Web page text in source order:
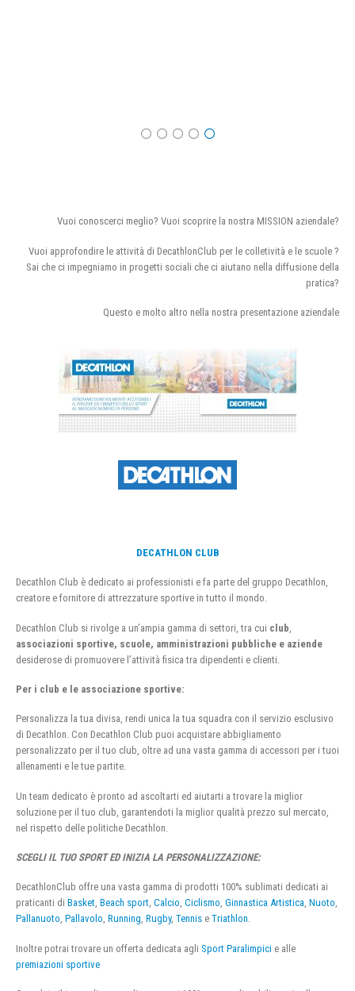
Vuoi conoscerci meglio? Vuoi scoprire la nostra MISSION aziendale?
Vuoi approfondire le attività di DecathlonClub per le colletività e le scuole ?
Sai che ci impegniamo in progetti sociali che ci aiutano nella diffusione della
pratica?
Questo e molto altro nella nostra presentazione aziendale
DECATHLON CLUB
Decathlon Club è dedicato ai professionisti e fa parte del gruppo Decathlon,
creatore e fornitore di attrezzature sportive in tutto il mondo.
Decathlon Club si rivolge a un’ampia gamma di settori, tra cui club
associazioni sportive, scuole, amministrazioni pubbliche e aziende
desiderose di promuovere l’attività fisica tra dipendenti e clienti.
Per i club e le associazione sportive:
Personalizza la tua divisa, rendi unica la tua squadra con il servizio esclusivo
di Decathlon. Con Decathlon Club puoi acquistare abbigliamento
personalizzato per il tuo club, oltre ad una vasta gamma di accessori per i tuoi
allenamenti e le tue partite.
Un team dedicato è pronto ad ascoltarti ed aiutarti a trovare la miglior
soluzione per il tuo club, garantendoti la miglior qualità prezzo sul mercato,
nel rispetto delle politiche Decathlon.
SCEGLI IL TUO SPORT ED INIZIA LA PERSONALIZZAZIONE:
DecathlonClub offre una vasta gamma di prodotti 100% sublimati dedicati ai
praticanti di Basket, Beach sport, Calcio, Ciclismo, Ginnastica Artistica, Nuoto,
Pallanuoto, Pallavolo, Running, Rugby, Tennis e Triathlon.
Inoltre potrai trovare un offerta dedicata agli Sport Paralimpici e alle
premiazioni sportive